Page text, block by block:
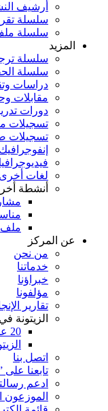
أرشيف
سلسلة
سلسلة
المزيد
سلسلة
سلسلة
دراسات
مقابلات
دورات
تسجيلات
تسجيلات
إنفوجرافيك
لغات أخرى
أنشطة
ملف
عن المركز
من نحن
خدماتنا
خبراؤنا
مؤلفونا
تقارير
الزيتونة
20 عاماً على التأسيس … الزيتونة في عيونهم (2024)
اتصل بنا
تابعنا
ادعم
الموزعون